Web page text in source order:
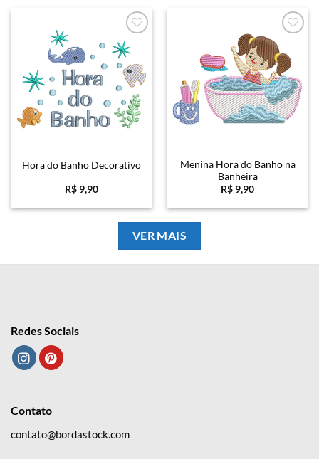
R$ 0,00.
Favoritar
Hora do Banho Decorativo
R$ 9,90
Favoritar
Menina Hora do Banho na
Banheira
R$ 9,90
VER MAIS
Redes Sociais
Contato
contato@bordastock.com